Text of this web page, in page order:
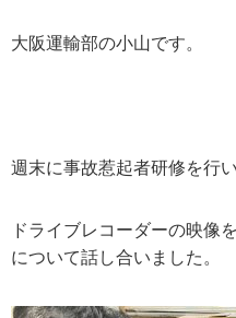
大阪運輸部の小山です。
週末に事故惹起者研修を行い
ドライブレコーダーの映
について話し合いました。